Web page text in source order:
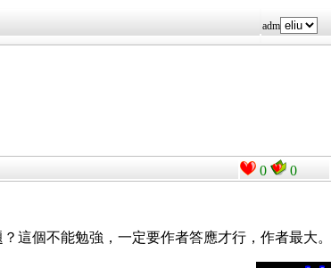
adm
0 0
這個不能勉強，一定要作者答應才行，作者最大。